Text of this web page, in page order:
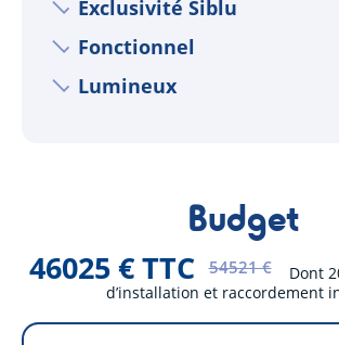
Exclusivité Siblu
Fonctionnel
Lumineux
Budget
46025 € TTC 54521 €
Dont
d’installation et raccordement